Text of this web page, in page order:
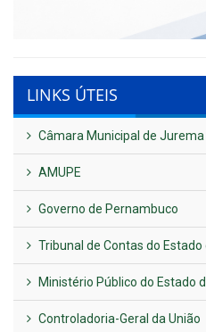
LINKS ÚTEIS
Câmara Municipal de Jurema
AMUPE
Governo de Pernambuco
Tribunal de Contas do
Ministério Público do Estado
Controladoria-Geral da União